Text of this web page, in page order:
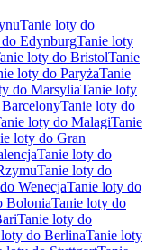
Tanie loty do
EdynburgTanie loty
loty do BristolTanie
loty do ParyżaTanie
do MarsyliaTanie loty
Tanie loty do
loty do MalagiTanie
loty do Gran
Tanie loty do
Tanie loty do
WenecjaTanie loty do
BoloniaTanie loty do
Tanie loty do
do BerlinaTanie loty